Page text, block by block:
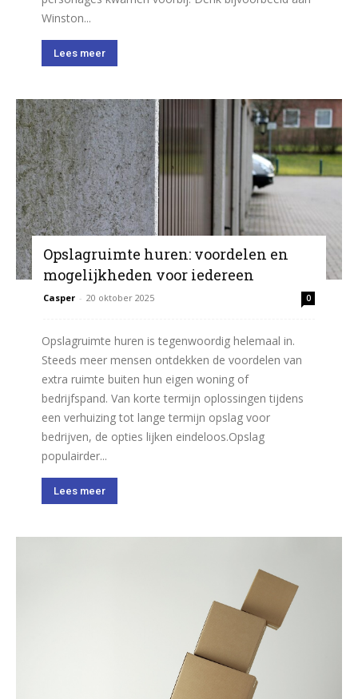
Winston...
Lees meer
Opslagruimte huren: voordelen en
mogelijkheden voor iedereen
Casper - 20 oktober 2025 0
Opslagruimte huren is tegenwoordig helemaal in.
Steeds meer mensen ontdekken de voordelen van
extra ruimte buiten hun eigen woning of
bedrijfspand. Van korte termijn oplossingen tijdens
een verhuizing tot lange termijn opslag voor
bedrijven, de opties lijken eindeloos.Opslag
populairder...
Lees meer